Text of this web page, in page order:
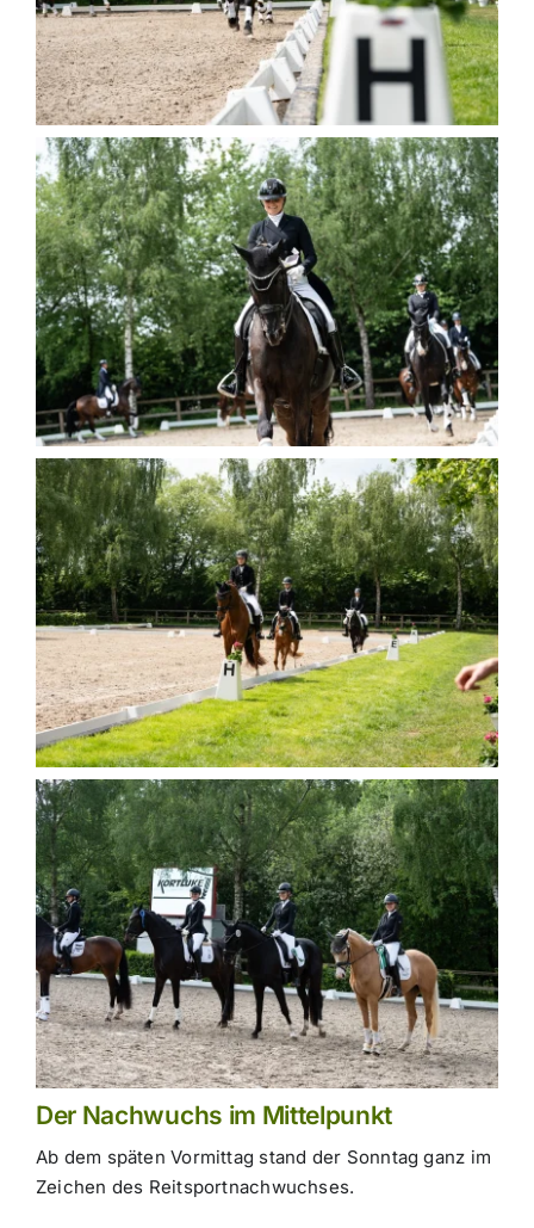
Der Nachwuchs im Mittelpunkt
Ab dem späten Vormittag stand der Sonntag ganz im
Zeichen des Reitsportnachwuchses.